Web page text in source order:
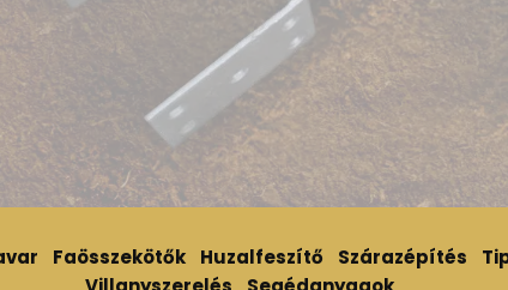
Faösszekötők Huzalfeszítő Szárazépítés